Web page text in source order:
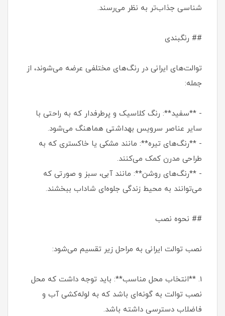
شناسی جذاب‌تر به نظر می‌رسند.
## رنگبندی
توالت‌های ایرانی در رنگ‌های مختلفی عرضه می‌شوند، از
جمله:
- **سفید**: رنگ کلاسیک و پرطرفدار که به راحتی با
سایر عناصر سرویس بهداشتی هماهنگ می‌شود.
- **رنگ‌های تیره**: مانند مشکی یا خاکستری که به
طراحی مدرن کمک می‌کنند.
- **رنگ‌های روشن**: مانند آبی، سبز و صورتی که
می‌توانند به محیط زندگی جلوه‌ای شاداب ببخشند.
## نحوه نصب
نصب توالت ایرانی به مراحل زیر تقسیم می‌شود:
1. **انتخاب محل مناسب**: باید توجه داشت که محل
نصب توالت به گونه‌ای باشد که به لوله‌کشی آب و
فاضلاب دسترسی داشته باشد.